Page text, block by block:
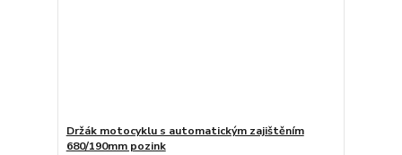
Držák motocyklu s automatickým zajištěním
680/190mm pozink